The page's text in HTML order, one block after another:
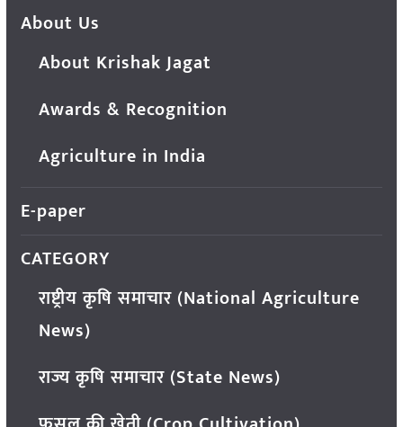
About Us
About Krishak Jagat
Awards & Recognition
Agriculture in India
E-paper
CATEGORY
राष्ट्रीय कृषि समाचार (National Agriculture
News)
राज्य कृषि समाचार (State News)